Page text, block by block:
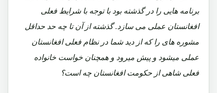
برنامه هایی را در گذشته بود با توجه با شرایط فعلی
افغانستان عملی می سازد. گذشته از آن تا چه حد حداقل
مشوره های را که از دید شما در نظام فعلی افغانستان
عملی میشود و پیش میرود و همچنان خواست خانواده
فعلی شاهی از حکومت افغانستان چه است؟